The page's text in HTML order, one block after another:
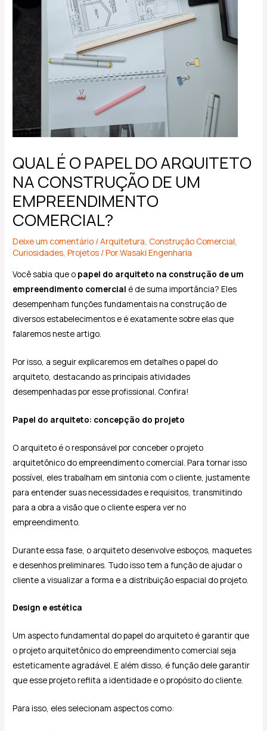
QUAL É O PAPEL DO ARQUITETO
NA CONSTRUÇÃO DE UM
EMPREENDIMENTO
COMERCIAL?
Deixe um comentário /Arquitetura, Construção Comercial,
Curiosidades,Projetos / PorWasaki Engenharia
Você sabia que o papel do arquiteto na construção de um
empreendimento comercial é de suma importância? Eles
desempenham funções fundamentais na construção de
diversos estabelecimentos e é exatamente sobre elas que
falaremos neste artigo.
Por isso, a seguir explicaremos em detalhes o papel do
arquiteto, destacando as principais atividades
desempenhadas por esse profissional. Confira!
Papel do arquiteto: concepção do projeto
O arquiteto é o responsável por conceber o projeto
arquitetônico do empreendimento comercial. Para tornar isso
possível, eles trabalham em sintonia com o cliente, justamente
para entender suas necessidades e requisitos, transmitindo
para a obra a visão que o cliente espera ver no
empreendimento.
Durante essa fase, o arquiteto desenvolve esboços, maquetes
e desenhos preliminares. Tudo isso tem a função de ajudar o
cliente a visualizar a forma e a distribuição espacial do projeto.
Design e estética
Um aspecto fundamental do papel do arquiteto é garantir que
o projeto arquitetônico do empreendimento comercial seja
esteticamente agradável. E além disso, é função dele garantir
que esse projeto reflita a identidade e o propósito do cliente.
Para isso, eles selecionam aspectos como: